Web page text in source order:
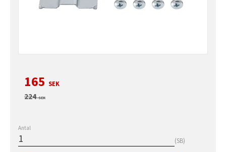
Nedsatt pris:
165 SEK
Ordinarie pris:
224SEK
Antal
SB